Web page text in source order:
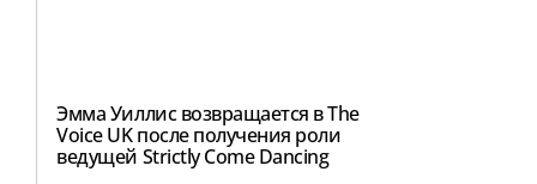
Эмма Уиллис возвращается в The
Voice UK после получения роли
ведущей Strictly Come Dancing